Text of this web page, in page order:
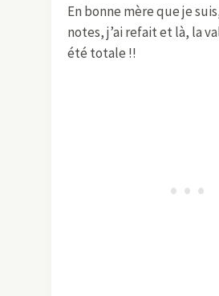
En bonne mère que je
notes, j’ai refait et là, la
été totale !!